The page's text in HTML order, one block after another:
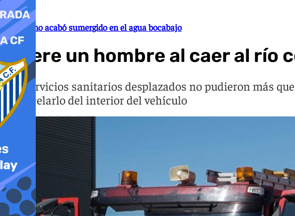
El turismo acabó sumergido en el agua bocabajo
Muere un hombre al caer al río
Los servicios sanitarios desplazados no pudieron más
excarcelarlo del interior del vehículo